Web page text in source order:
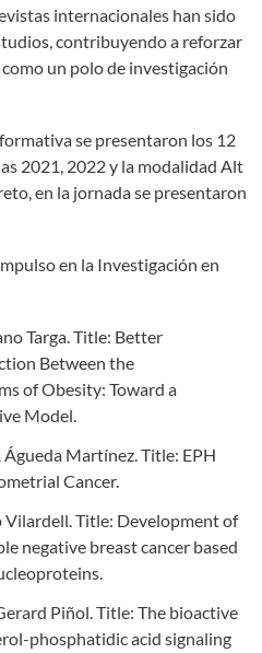
internacionales han sido
contribuyendo a reforzar
un polo de investigación
se presentaron los 12
2021, 2022 y la modalidad Alt
en la jornada se presentaron
en la Investigación en
Targa. Title: Better
Between the
of Obesity: Toward a
Model.
Martínez. Title: EPH
Cancer.
Vilardell. Title: Development of
negative breast cancer based
Piñol. Title: The bioactive
phosphatidic acid signaling